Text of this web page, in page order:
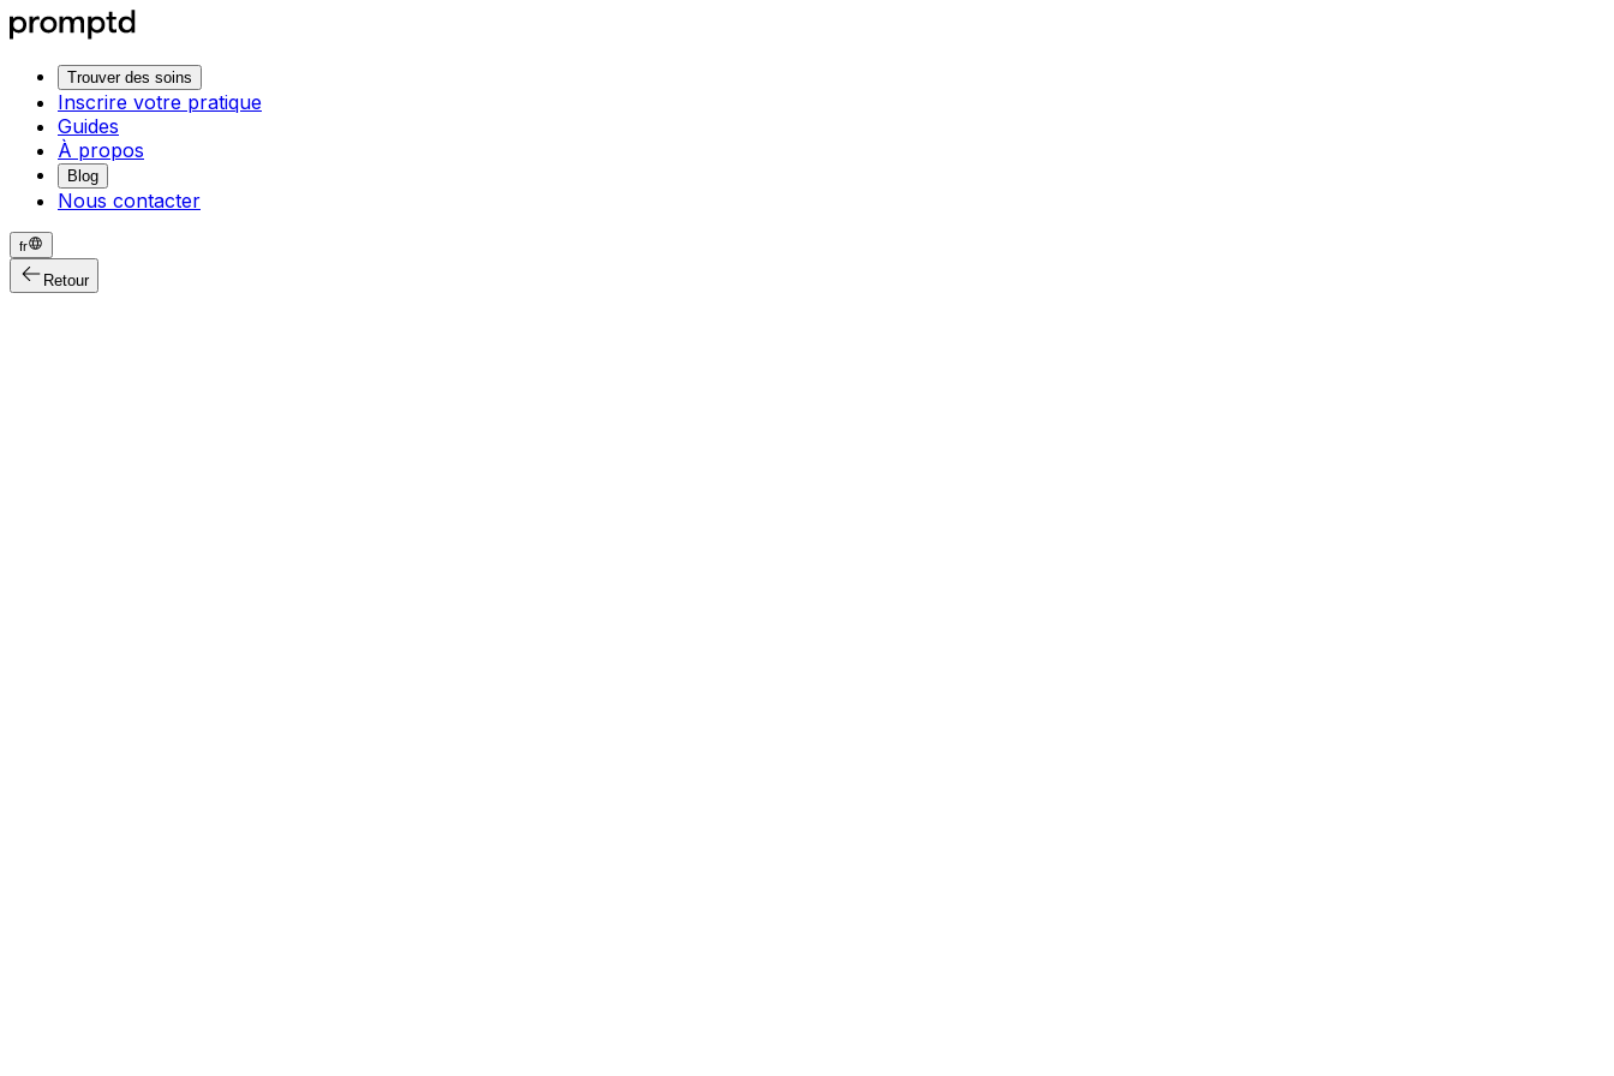
Trouver des soins
Inscrire votre pratique
Guides
À propos
Blog
Nous contacter
fr
Retour